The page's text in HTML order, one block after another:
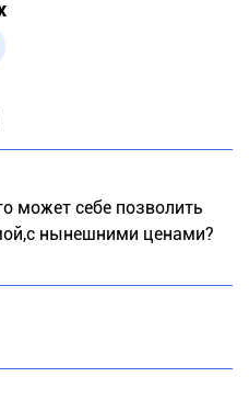
может себе позволить
нынешними ценами?